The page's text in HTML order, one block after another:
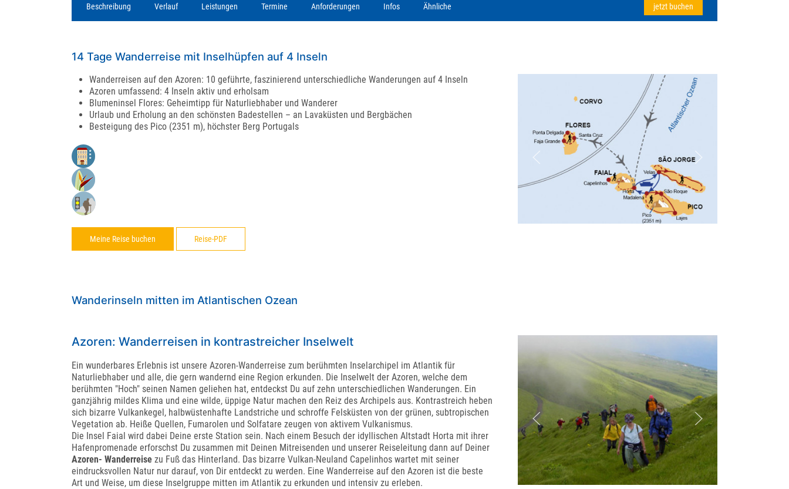
Beschreibung Verlauf Leistungen Termine Anforderungen Infos Ähnliche jetzt buchen
14 Tage Wanderreise mit Inselhüpfen auf 4 Inseln
Wanderreisen auf den Azoren: 10 geführte, faszinierend unterschiedliche Wanderungen auf 4 Inseln
Azoren umfassend: 4 Inseln aktiv und erholsam
Blumeninsel Flores: Geheimtipp für Naturliebhaber und Wanderer
Urlaub und Erholung an den schönsten Badestellen – an Lavaküsten und Bergbächen
Besteigung des Pico (2351 m), höchster Berg Portugals
Meine Reise buchen Reise-PDF
Wanderinseln mitten im Atlantischen Ozean
Azoren: Wanderreisen in kontrastreicher Inselwelt
Ein wunderbares Erlebnis ist unsere Azoren-Wanderreise zum berühmten Inselarchipel im Atlantik für
Naturliebhaber und alle, die gern wandernd eine Region erkunden. Die Inselwelt der Azoren, welche dem
berühmten "Hoch" seinen Namen geliehen hat, entdeckst Du auf zehn unterschiedlichen Wanderungen. Ein
ganzjährig mildes Klima und eine wilde, üppige Natur machen den Reiz des Archipels aus. Kontrastreich heben
sich bizarre Vulkankegel, halbwüstenhafte Landstriche und schroffe Felsküsten von der grünen, subtropischen
Vegetation ab. Heiße Quellen, Fumarolen und Solfatare zeugen von aktivem Vulkanismus.
Die Insel Faial wird dabei Deine erste Station sein. Nach einem Besuch der idyllischen Altstadt Horta mit ihrer
Hafenpromenade erforschst Du zusammen mit Deinen Mitreisenden und unserer Reiseleitung dann auf Deiner
Azoren- Wanderreise zu Fuß das Hinterland. Das bizarre Vulkan-Neuland Capelinhos wartet mit seiner
eindrucksvollen Natur nur darauf, von Dir entdeckt zu werden. Eine Wanderreise auf den Azoren ist die beste
Art und Weise, um diese Inselgruppe mitten im Atlantik zu erkunden und intensiv zu erleben.